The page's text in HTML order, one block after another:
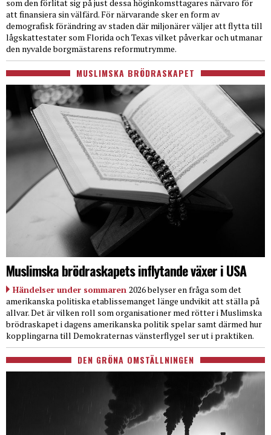
som den förlitat sig på just dessa höginkomsttagares närvaro för
att finansiera sin välfärd. För närvarande sker en form av
demografisk förändring av staden där miljonärer väljer att flytta till
lågskattestater som Florida och Texas vilket påverkar och utmanar
den nyvalde borgmästarens reformutrymme.
MUSLIMSKA BRÖDRASKAPET
Muslimska brödraskapets inflytande växer i USA
Händelser under sommaren 2026 belyser en fråga som det
amerikanska politiska etablissemanget länge undvikit att ställa på
allvar. Det är vilken roll som organisationer med rötter i Muslimska
brödraskapet i dagens amerikanska politik spelar samt därmed hur
kopplingarna till Demokraternas vänsterflygel ser ut i praktiken.
DEN GRÖNA OMSTÄLLNINGEN